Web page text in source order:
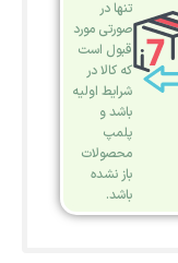
تنها در
صورتی مورد
قبول است
که کالا در
شرایط اولیه
باشد و
پلمپ
محصولات
باز نشده
باشد.